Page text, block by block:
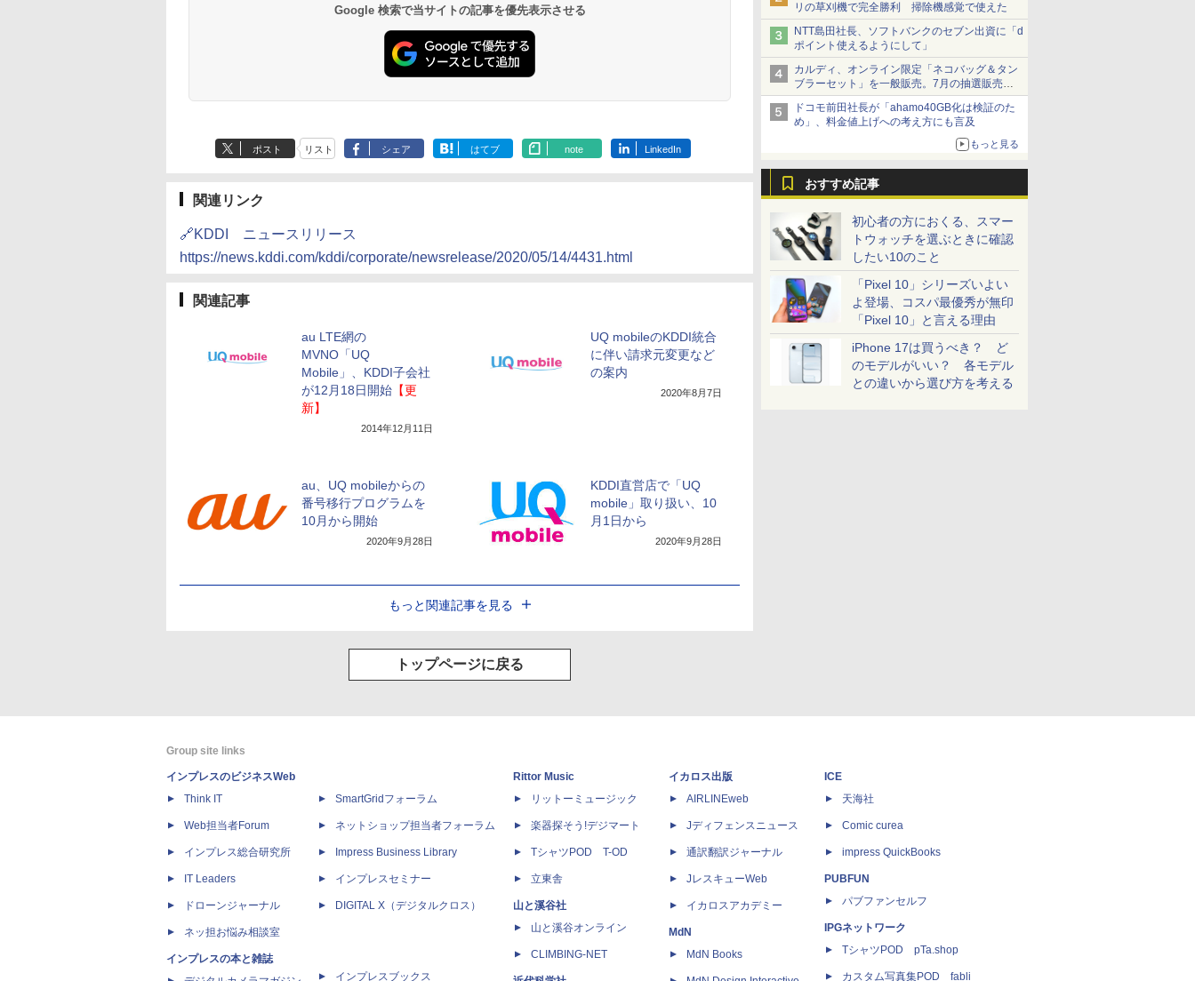
リの草刈機で完全勝利 掃除機感覚で使えた
NTT島田社長、ソフトバンクのセブン出資に「d
ポイント使えるようにして」
カルディ、オンライン限定「ネコバッグ＆タン
ブラーセット」を一般販売。7月の抽選販売の
当選無効分
ドコモ前田社長が「ahamo40GB化は検証のた
め」、料金値上げへの考え方にも言及
もっと見る
おすすめ記事
初心者の方におくる、スマー
トウォッチを選ぶときに確認
したい10のこと
「Pixel 10」シリーズいよい
よ登場、コスパ最優秀が無印
「Pixel 10」と言える理由
iPhone 17は買うべき？ ど
のモデルがいい？ 各モデル
との違いから選び方を考える
Google 検索で当サイトの記事を優先表示させる
ポスト リスト シェア はてブ note LinkedIn
関連リンク
🔗KDDI ニュースリリース
https://news.kddi.com/kddi/corporate/newsrelease/2020/05/14/4431.html
関連記事
au LTE網の
MVNO「UQ
Mobile」、KDDI子会社
が12月18日開始 【更
新】
2014年12月11日
UQ mobileのKDDI統合
に伴い請求元変更など
の案内
2020年8月7日
au、UQ mobileからの
番号移行プログラムを
10月から開始
2020年9月28日
KDDI直営店で「UQ
mobile」取り扱い、10
月1日から
2020年9月28日
もっと関連記事を見る
トップページに戻る
Group site links
インプレスのビジネスWeb
Think IT
Web担当者Forum
インプレス総合研究所
IT Leaders
ドローンジャーナル
ネッ担お悩み相談室
インプレスの本と雑誌
SmartGridフォーラム
ネットショップ担当者フォーラム
Impress Business Library
インプレスセミナー
DIGITAL X（デジタルクロス）
インプレスブックス
Rittor Music
リットーミュージック
楽器探そう!デジマート
TシャツPOD T-OD
立東舎
山と溪谷社
山と溪谷オンライン
CLIMBING-NET
イカロス出版
AIRLINEweb
Jディフェンスニュース
通訳翻訳ジャーナル
JレスキューWeb
イカロスアカデミー
MdN
MdN Books
ICE
天海社
Comic curea
impress QuickBooks
PUBFUN
パブファンセルフ
IPGネットワーク
TシャツPOD pTa.shop
カスタム写真集POD fabli